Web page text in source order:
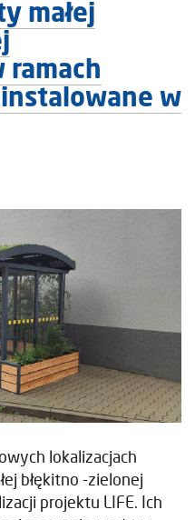
małej
w
lokalizacjach
błękitno -zielonej
projektu LIFE. Ich